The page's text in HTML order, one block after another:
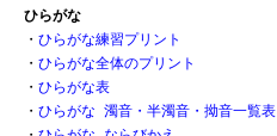
ひらがな
・ ひらがな練習プリント
・ ひらがな全体のプリント
・ ひらがな表
・ ひらがな 濁音・半濁音・拗音一覧表